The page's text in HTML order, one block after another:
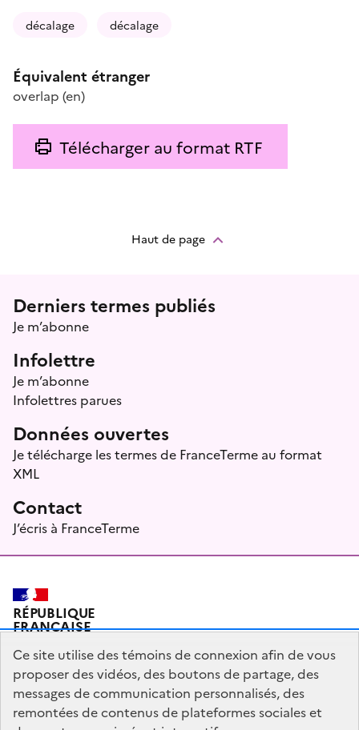
décalage décalage
Équivalent étranger
overlap (en)
Télécharger au format RTF
Haut de page
Menu prefooter
Derniers termes publiés
Je m’abonne
Infolettre
Je m’abonne
Infolettres parues
Données ouvertes
Je télécharge les termes de FranceTerme au format
XML
Contact
J’écris à FranceTerme
RÉPUBLIQUE
FRANÇAISE
Plan du site Mentions légales Qui sommes-nous ?
Ce site utilise des témoins de connexion afin de vous
proposer des vidéos, des boutons de partage, des
messages de communication personnalisés, des
remontées de contenus de plateformes sociales et